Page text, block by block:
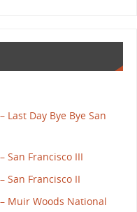
Last Day Bye Bye San
San Francisco III
San Francisco II
Muir Woods National